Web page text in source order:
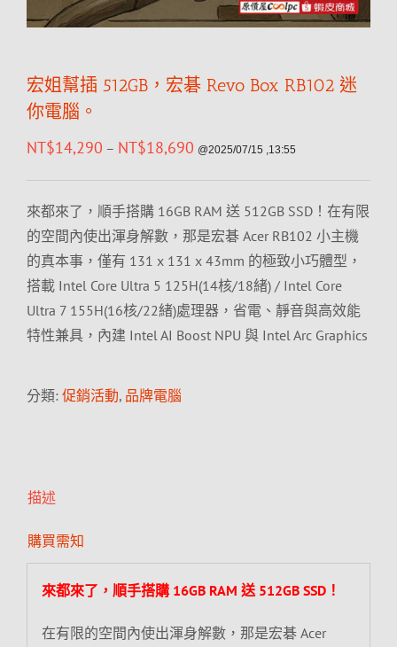
宏姐幫插 512GB，宏碁 Revo Box RB102 迷
你電腦。
NT$14,290 – NT$18,690 @2025/07/15 ,13:55
來都來了，順手搭購 16GB RAM 送 512GB SSD！在有限
的空間內使出渾身解數，那是宏碁 Acer RB102 小主機
的真本事，僅有 131 x 131 x 43mm 的極致小巧體型，
搭載 Intel Core Ultra 5 125H(14核/18緒) / Intel Core
Ultra 7 155H(16核/22緒)處理器，省電、靜音與高效能
特性兼具，內建 Intel AI Boost NPU 與 Intel Arc Graphics
分類: 促銷活動, 品牌電腦
描述
購買需知
來都來了，順手搭購 16GB RAM 送 512GB SSD！
在有限的空間內使出渾身解數，那是宏碁 Acer